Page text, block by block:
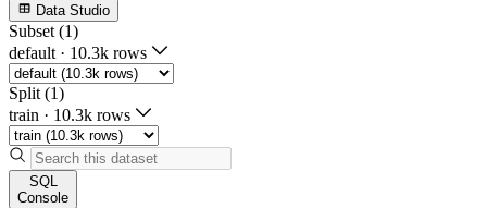
Data Studio
Subset (1)
default · 10.3k rows
Split (1)
train · 10.3k rows
SQL
Console